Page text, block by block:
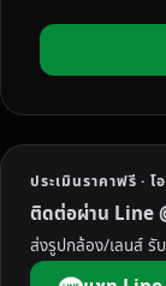
รุ่
น
ย
ด
ฮิ
ประเมินราคาฟรี ·
ติดต่อผ่าน Line
ส่งรูปกล้อง/เลนส์ รั